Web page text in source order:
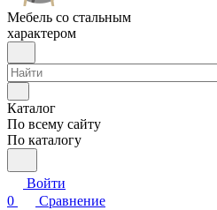
Мебель со стальным
характером
Каталог
По всему сайту
По каталогу
Войти
0
Сравнение